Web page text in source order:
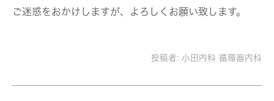
ご迷惑をおかけしますが、よろしくお願い致します。
投稿者: 小田内科 循環器内科